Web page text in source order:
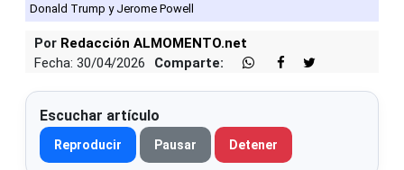
Donald Trump y Jerome Powell
Por Redacción ALMOMENTO.net
Fecha: 30/04/2026
Comparte:
Escuchar artículo
Reproducir Pausar Detener